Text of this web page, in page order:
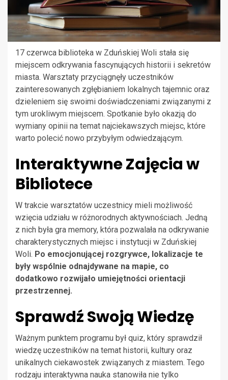
17 czerwca biblioteka w Zduńskiej Woli stała się
miejscem odkrywania fascynujących historii i sekretów
miasta. Warsztaty przyciągnęły uczestników
zainteresowanych zgłębianiem lokalnych tajemnic oraz
dzieleniem się swoimi doświadczeniami związanymi z
tym urokliwym miejscem. Spotkanie było okazją do
wymiany opinii na temat najciekawszych miejsc, które
warto polecić nowo przybyłym odwiedzającym.
Interaktywne Zajęcia w
Bibliotece
W trakcie warsztatów uczestnicy mieli możliwość
wzięcia udziału w różnorodnych aktywnościach. Jedną
z nich była gra memory, która pozwalała na odkrywanie
charakterystycznych miejsc i instytucji w Zduńskiej
Woli. Po emocjonującej rozgrywce, lokalizacje te
były wspólnie odnajdywane na mapie, co
dodatkowo rozwijało umiejętności orientacji
przestrzennej.
Sprawdź Swoją Wiedzę
Ważnym punktem programu był quiz, który sprawdził
wiedzę uczestników na temat historii, kultury oraz
unikalnych ciekawostek związanych z miastem. Tego
rodzaju interaktywna nauka stanowiła nie tylko